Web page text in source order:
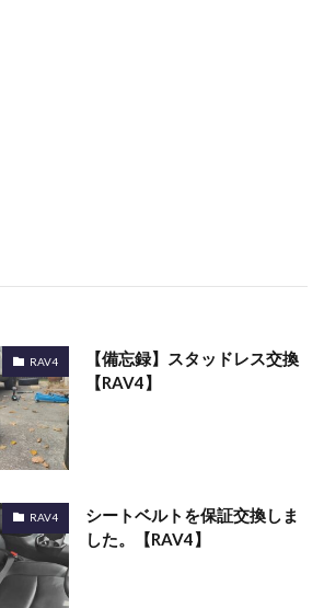
RAV4
【備忘録】スタッドレス交換
【RAV4】
RAV4
シートベルトを保証交換しま
した。【RAV4】